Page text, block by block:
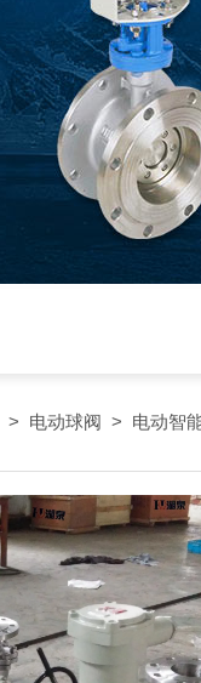
> 电动球阀 > 电动智